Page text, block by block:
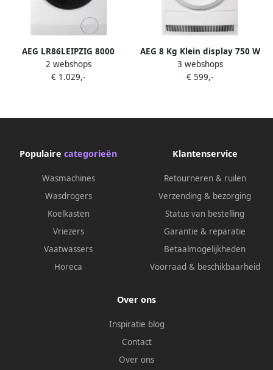
AEG LR86LEIPZIG 8000
PowerCare UniversalDose
Wasmachine
2 webshops
€ 1.029,-
AEG 8 Kg Klein display 750 W
Warmtepomp Energie-
efficiëntieklasse D
3 webshops
€ 599,-
Populaire categorieën
Wasmachines
Wasdrogers
Koelkasten
Vriezers
Vaatwassers
Horeca
Klantenservice
Retourneren & ruilen
Verzending & bezorging
Status van bestelling
Garantie & reparatie
Betaalmogelijkheden
Voorraad & beschikbaarheid
Over ons
Inspiratie blog
Contact
Over ons